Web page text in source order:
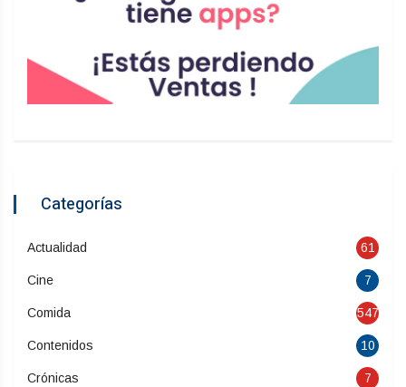
Categorías
Actualidad 61
Cine 7
Comida 547
Contenidos 10
Crónicas 7